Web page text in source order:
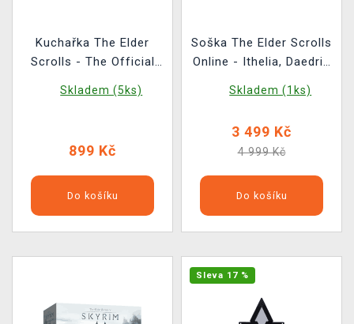
Kuchařka The Elder
Scrolls - The Official
Skladem (5ks)
899 Kč
Do košíku
Soška The Elder Scrolls
Online - Ithelia, Daedric
Skladem (1ks)
3 499 Kč
4 999 Kč
Do košíku
Sleva 17 %